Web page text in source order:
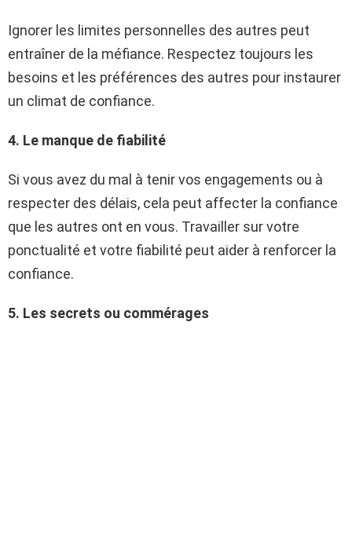
Ignorer les limites personnelles des autres peut
entraîner de la méfiance. Respectez toujours les
besoins et les préférences des autres pour instaurer
un climat de confiance.
4. Le manque de fiabilité
Si vous avez du mal à tenir vos engagements ou à
respecter des délais, cela peut affecter la confiance
que les autres ont en vous. Travailler sur votre
ponctualité et votre fiabilité peut aider à renforcer la
confiance.
5. Les secrets ou commérages